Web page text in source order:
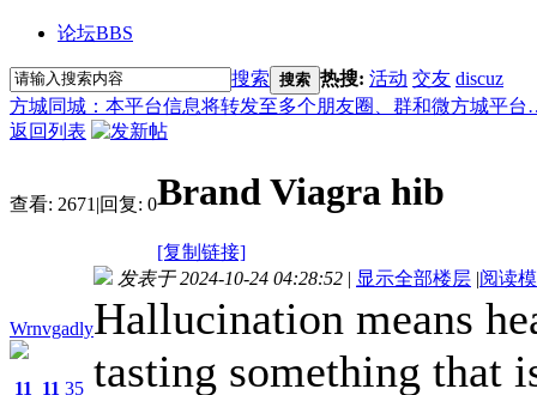
论坛BBS
搜索 搜索 热搜: 活动 交友 discuz
方城同城：本平台信息将转发至多个朋友圈、群和微方城平
返回列表
查看: 2671 |回复: 0Brand Viagra hib
[复制链接]
Wrnvgadly
11 11 35
发表于 2024-10-24 04:28:52 | 显示全部楼层 |阅读
Hallucination means
tasting something that